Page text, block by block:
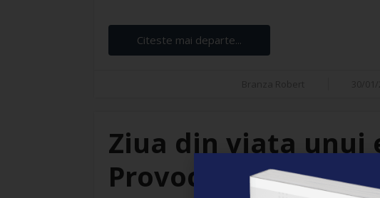
Citeste mai departe...
Ziua din viața unui
Provocări și